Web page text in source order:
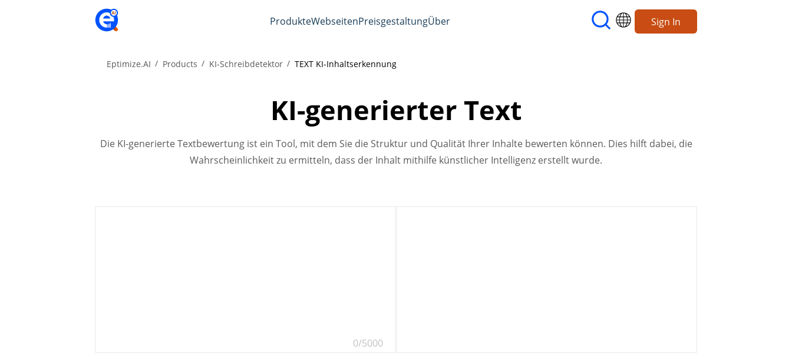
ProdukteWebseitenPreisgestaltungÜber Sign In
Eptimize.AI Products KI-Schreibdetektor TEXT KI-Inhaltserkennung
KI-generierter Text
Die KI-generierte Textbewertung ist ein Tool, mit dem Sie die Struktur und Qualität Ihrer Inhalte bewerten können. Dies hilft dabei, die
Wahrscheinlichkeit zu ermitteln, dass der Inhalt mithilfe künstlicher Intelligenz erstellt wurde.
0/5000